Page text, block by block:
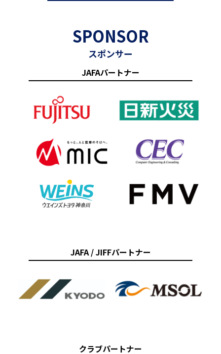
SPONSOR
スポンサー
JAFAパートナー
JAFA / JIFFパートナー
クラブパートナー